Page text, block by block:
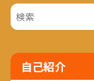
自己紹介